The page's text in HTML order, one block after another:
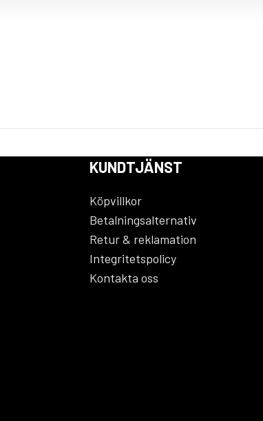
KUNDTJÄNST
Köpvillkor
Betalningsalternativ
Retur & reklamation
Integritetspolicy
Kontakta oss